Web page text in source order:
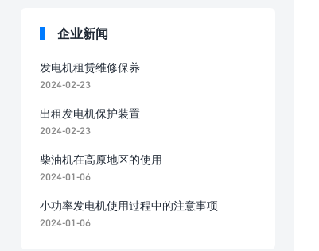
企业新闻
发电机租赁维修保养
2024-02-23
出租发电机保护装置
2024-02-23
柴油机在高原地区的使用
2024-01-06
小功率发电机使用过程中的注意事项
2024-01-06